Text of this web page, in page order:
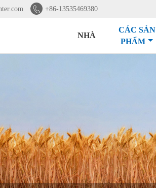
 +86-13535469380
NHÀ
CÁC SẢN
PHẨM